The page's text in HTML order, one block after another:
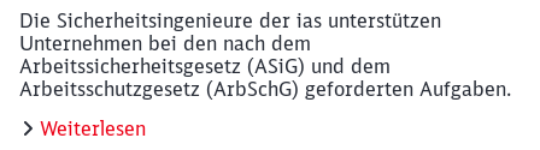
Die Sicherheitsingenieure der ias unterstützen
Unternehmen bei den nach dem
Arbeitssicherheitsgesetz (ASiG) und dem
Arbeitsschutzgesetz (ArbSchG) geforderten Aufgaben.
Weiterlesen